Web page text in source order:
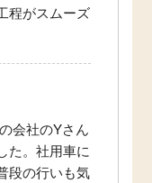
程がスムーズ
会社のYさん
た。社用車に
段の行いも気